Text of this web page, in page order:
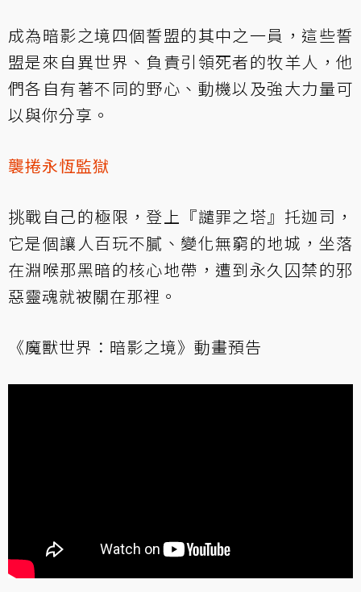
成為暗影之境四個誓盟的其中之一員，這些誓
盟是來自異世界、負責引領死者的牧羊人，他
們各自有著不同的野心、動機以及強大力量可
以與你分享。
襲捲永恆監獄
挑戰自己的極限，登上『譴罪之塔』托迦司，
它是個讓人百玩不膩、變化無窮的地城，坐落
在淵喉那黑暗的核心地帶，遭到永久囚禁的邪
惡靈魂就被關在那裡。
《魔獸世界：暗影之境》動畫預告